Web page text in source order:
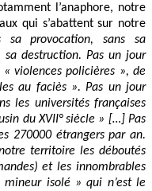
l’anaphore, notre
qui s’abattent sur notre
provocation, sans sa
sa destruction. Pas un jour
violences policières », de
au faciès ». Pas un jour
les universités françaises
du XVII° siècle » […] Pas
270000 étrangers par an.
territoire les déboutés
et les innombrables
mineur isolé » qui n’est le